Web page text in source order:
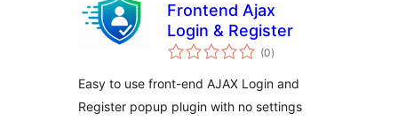
Frontend Ajax
Login & Register
(0celkové
hodnocení
)
Easy to use front-end AJAX Login and
Register popup plugin with no settings